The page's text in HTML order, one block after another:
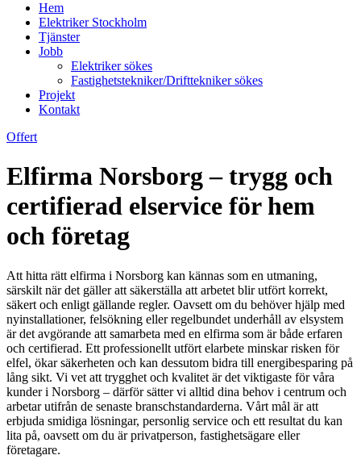
Hem
Elektriker Stockholm
Tjänster
Jobb
Elektriker sökes
Fastighetstekniker/Drifttekniker sökes
Projekt
Kontakt
Offert
Elfirma Norsborg – trygg och
certifierad elservice för hem
och företag
Att hitta rätt elfirma i Norsborg kan kännas som en utmaning,
särskilt när det gäller att säkerställa att arbetet blir utfört korrekt,
säkert och enligt gällande regler. Oavsett om du behöver hjälp med
nyinstallationer, felsökning eller regelbundet underhåll av elsystem
är det avgörande att samarbeta med en elfirma som är både erfaren
och certifierad. Ett professionellt utfört elarbete minskar risken för
elfel, ökar säkerheten och kan dessutom bidra till energibesparing på
lång sikt. Vi vet att trygghet och kvalitet är det viktigaste för våra
kunder i Norsborg – därför sätter vi alltid dina behov i centrum och
arbetar utifrån de senaste branschstandarderna. Vårt mål är att
erbjuda smidiga lösningar, personlig service och ett resultat du kan
lita på, oavsett om du är privatperson, fastighetsägare eller
företagare.